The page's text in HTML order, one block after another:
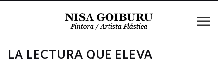
LA LECTURA QUE ELEVA